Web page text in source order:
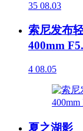
35 08.03
索尼发布
400mm
4 08.05
夏之湖影